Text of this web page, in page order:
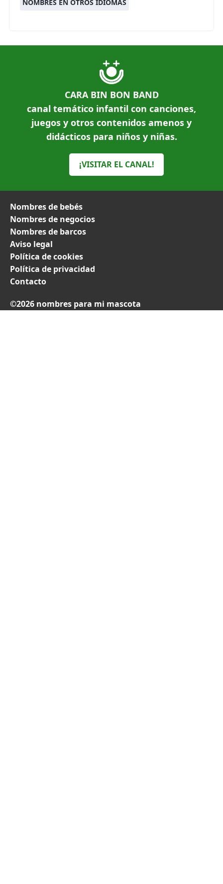
NOMBRES EN OTROS IDIOMAS
CARA BIN BON BAND
canal temático infantil con canciones,
juegos y otros contenidos amenos y
didácticos para niños y niñas.
¡VISITAR EL CANAL!
Nombres de bebés
Nombres de negocios
Nombres de barcos
Aviso legal
Política de cookies
Política de privacidad
Contacto
©2026 nombres para mi mascota